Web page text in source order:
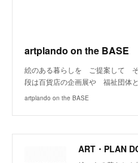
artplando on the BASE
絵のある暮らしを ご提案して
段は百貨店の企画展や 福祉団体
artplando on the BASE